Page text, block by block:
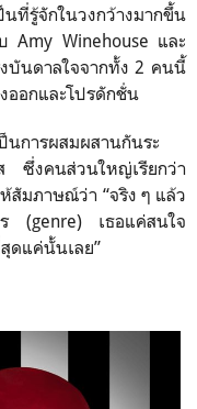
ที่รู้จักในวงกว้างมากขึ้น
Amy Winehouse และ
บันดาลใจจากทั้ง 2 คนนี้
ออกและโปรดักชั่น
นการผสมผสานกันระ
งคนส่วนใหญ่เรียกว่า
สัมภาษณ์ว่า “จริง ๆ แล้ว
ร (genre) เธอแค่สนใจ
ดแค่นั้นเลย”